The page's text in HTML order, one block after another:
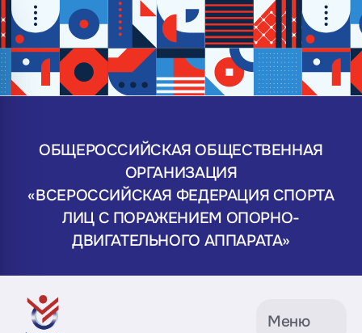
ОБЩЕРОССИЙСКАЯ ОБЩЕСТВЕННАЯ
ОРГАНИЗАЦИЯ
«ВСЕРОССИЙСКАЯ ФЕДЕРАЦИЯ СПОРТА
ЛИЦ С ПОРАЖЕНИЕМ ОПОРНО-
ДВИГАТЕЛЬНОГО АППАРАТА»
Меню